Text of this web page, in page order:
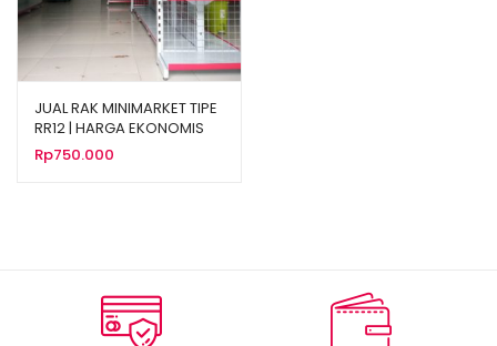
JUAL RAK MINIMARKET TIPE
RR12 | HARGA EKONOMIS
Rp750.000